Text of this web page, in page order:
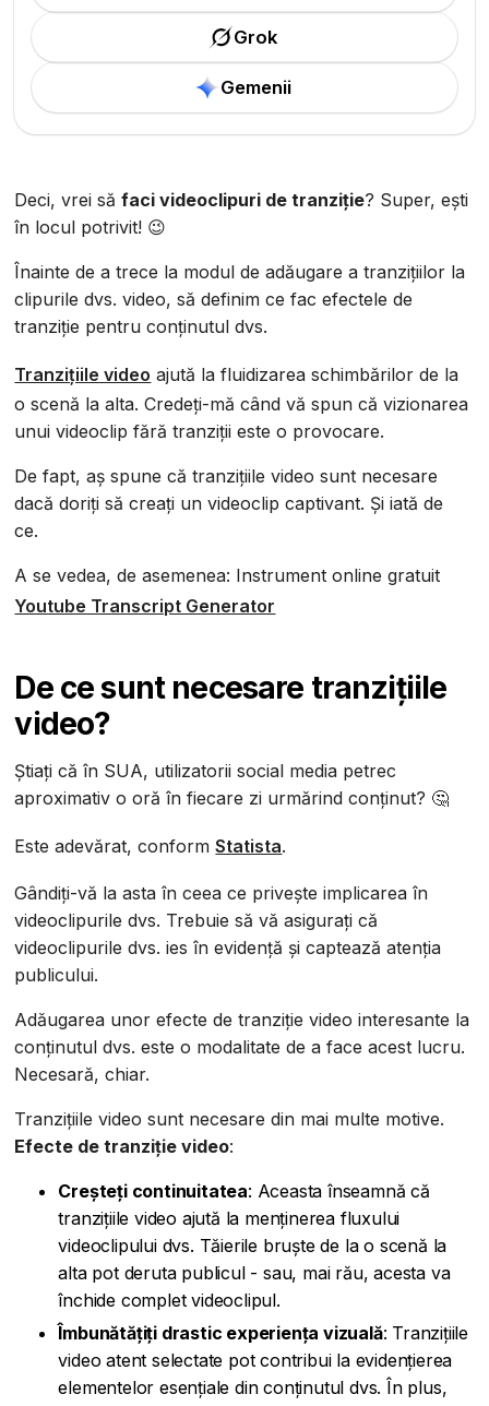
Grok
Gemenii
Deci, vrei săfaci videoclipuri de tranziție? Super, ești
în locul potrivit! 😉
Înainte de a trece la modul de adăugare a tranzițiilor la
clipurile dvs. video, să definim ce fac efectele de
tranziție pentru conținutul dvs.
Tranzițiile video ajută la fluidizarea schimbărilor de la
o scenă la alta. Credeți-mă când vă spun că vizionarea
unui videoclip fără tranziții este o provocare.
De fapt, aș spune că tranzițiile video sunt necesare
dacă doriți să creați un videoclip captivant. Și iată de
ce.
A se vedea, de asemenea: Instrument online gratuit
Youtube Transcript Generator
De ce sunt necesare tranzițiile
video?
Știați că în SUA, utilizatorii social media petrec
aproximativ o oră în fiecare zi urmărind conținut? 🤔
Este adevărat, conformStatista.
Gândiți-vă la asta în ceea ce privește implicarea în
videoclipurile dvs. Trebuie să vă asigurați că
videoclipurile dvs. ies în evidență și captează atenția
publicului.
Adăugarea unor efecte de tranziție video interesante la
conținutul dvs. este o modalitate de a face acest lucru.
Necesară, chiar.
Tranzițiile video sunt necesare din mai multe motive.
Efecte de tranziție video:
Creșteți continuitatea: Aceasta înseamnă că
tranzițiile video ajută la menținerea fluxului
videoclipului dvs. Tăierile bruște de la o scenă la
alta pot deruta publicul - sau, mai rău, acesta va
închide complet videoclipul.
Îmbunătățiți drastic experiența vizuală: Tranzițiile
video atent selectate pot contribui la evidențierea
elementelor esențiale din conținutul dvs. În plus,